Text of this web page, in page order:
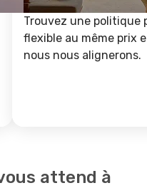
Trouvez une politique
flexible au même prix
nous nous alignerons.
attend à